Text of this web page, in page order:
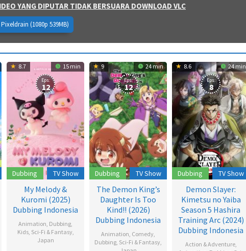
YANG DIPUTAR TIDAK BERSUARA DOWNLOAD VLC
Pixeldrain (1080p 539MB)
8.7 15 min
Dubbing
Eps:
12
TV Show
My Melody &
Kuromi (2025)
Dubbing Indonesia
Animation Dubbing
Kids, Sci-Fi & Fantasy,
Japan
9 24 min
Dubbing
Eps:
12
TV Show
The Demon King’s
Daughter Is Too
Kind!! (2026)
Dubbing Indonesia
Animation Comedy
Dubbing Sci-Fi & Fantasy
8.6 24 min
Dubbing
Eps:
8
TV Show
Demon Slayer:
Kimetsu no Yaiba
Season 5 Hashira
Training Arc (2024)
Dubbing Indonesia
Action & Adventure,